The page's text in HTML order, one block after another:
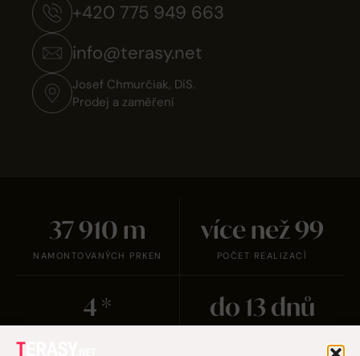
+420 775 949 663
info@terasy.net
Josef Chmurčiak, DiS.
Prodej a zaměření
38 231m
NAMONTOVANÝCH PRKEN
více než100
POČET REALIZACÍ
5* do 14 dnů